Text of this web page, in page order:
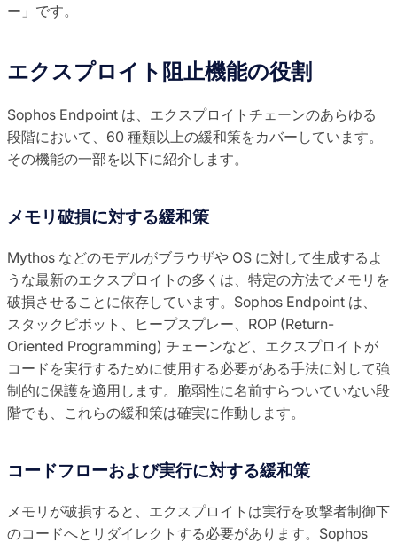
ー」です。
エクスプロイト阻止機能の役割
Sophos Endpoint は、エクスプロイトチェーンのあらゆる
段階において、60 種類以上の緩和策をカバーしています。
その機能の一部を以下に紹介します。
メモリ破損に対する緩和策
Mythos などのモデルがブラウザや OS に対して生成するよ
うな最新のエクスプロイトの多くは、特定の方法でメモリを
破損させることに依存しています。Sophos Endpoint は、
スタックピボット、ヒープスプレー、ROP (Return-
Oriented Programming) チェーンなど、エクスプロイトが
コードを実行するために使用する必要がある手法に対して強
制的に保護を適用します。脆弱性に名前すらついていない段
階でも、これらの緩和策は確実に作動します。
コードフローおよび実行に対する緩和策
メモリが破損すると、エクスプロイトは実行を攻撃者制御下
のコードへとリダイレクトする必要があります。Sophos